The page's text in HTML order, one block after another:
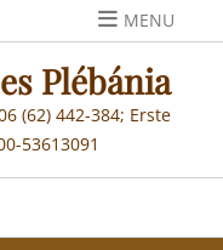
MENU
Plébánia
(62) 442-384; Erste
53613091